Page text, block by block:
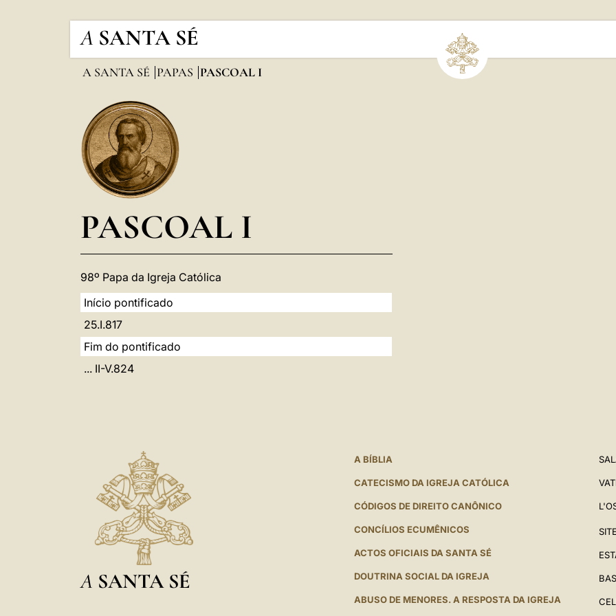
A SANTA SÉ
A SANTA SÉ PAPAS PASCOAL I
PASCOAL I
98º Papa da Igreja Católica
Início pontificado
25.I.817
Fim do pontificado
... II-V.824
A SANTA SÉ
A BÍBLIA
CATECISMO DA IGREJA CATÓLICA
CÓDIGOS DE DIREITO CANÔNICO
CONCÍLIOS ECUMÊNICOS
ACTOS OFICIAIS DA SANTA SÉ
DOUTRINA SOCIAL DA IGREJA
ABUSO DE MENORES. A RESPOSTA DA IGREJA